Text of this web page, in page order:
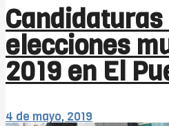
Candidaturas
elecciones
2019 en El
4 de mayo, 2019